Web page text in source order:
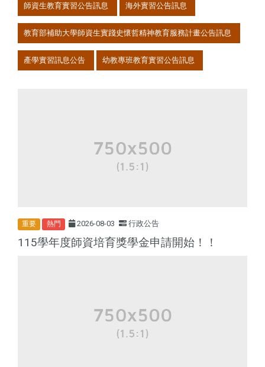
師資生教育實習公告訊息 海外實習公告訊息
教育部補助大學師資生實踐史懷哲精神教育服務計畫公告訊息
產學實習訊息公告 幼教專班教育實習公告訊息
重要 熱門 2026-08-03 行政公告
115學年度師資培育獎學金申請開始！！